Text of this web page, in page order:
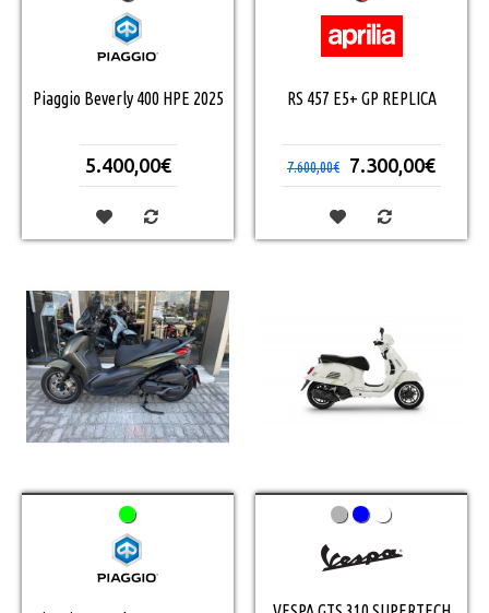
Piaggio Beverly 400 HPE 2025
5.400,00€
RS 457 E5+ GP REPLICA
7.600,00€ 7.300,00€